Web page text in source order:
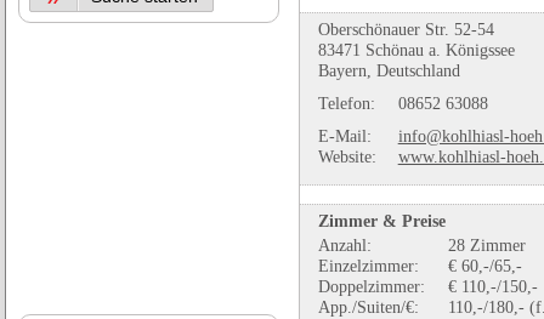
Oberschönauer Str. 52-54
83471 Schönau a. Königssee
Bayern, Deutschland
Telefon:
08652 63088
E-Mail:
info@kohlhiasl-
Website:
www.kohlhiasl-
Zimmer & Preise
Anzahl:
28 Zimmer
Einzelzimmer:
€ 60,-/65,-
Doppelzimmer:
€ 110,-/150,-
App./Suiten/€:
110,-/180,-